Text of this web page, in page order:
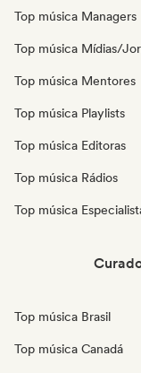
Top música Managers
Top música Mídias/
Top música Mentores
Top música Playlists
Top música Editoras
Top música Rádios
Top música
Top música Brasil
Top música Canadá